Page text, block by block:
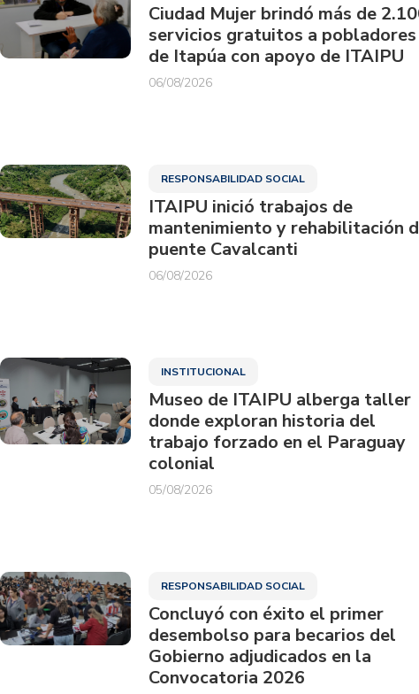
Ciudad Mujer brindó más de
servicios gratuitos a pobladores
de Itapúa con apoyo de ITAIPU
06/08/2026
RESPONSABILIDAD SOCIAL
ITAIPU inició trabajos de
mantenimiento y rehabilitación
puente Cavalcanti
06/08/2026
INSTITUCIONAL
Museo de ITAIPU alberga taller
donde exploran historia del
trabajo forzado en el Paraguay
colonial
05/08/2026
RESPONSABILIDAD SOCIAL
Concluyó con éxito el primer
desembolso para becarios del
Gobierno adjudicados en la
Convocatoria 2026